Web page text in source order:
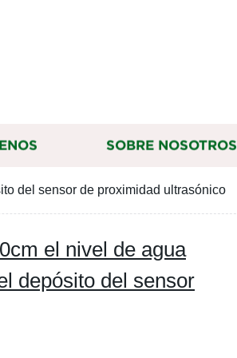
SOBRE NOSOTROS
del sensor de proximidad ultrasónico
el nivel de agua
depósito del sensor